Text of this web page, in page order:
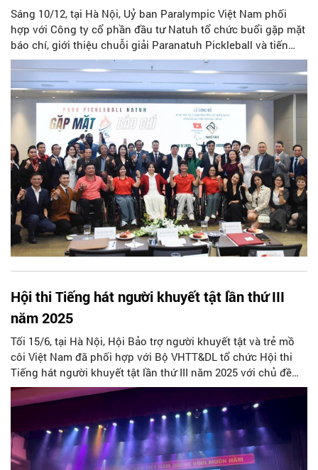
Sáng 10/12, tại Hà Nội, Uỷ ban Paralympic Việt Nam phối
hợp với Công ty cổ phần đầu tư Natuh tổ chức buổi gặp mặt
báo chí, giới thiệu chuỗi giải Paranatuh Pickleball và tiến
hành ký kết hợp tác chiến lược giữa hai bên, nhằm hướng tới
tương lai của “thể thao hoà nhập” tại Việt Nam.
Hội thi Tiếng hát người khuyết tật lần thứ III
năm 2025
Tối 15/6, tại Hà Nội, Hội Bảo trợ người khuyết tật và trẻ mồ
côi Việt Nam đã phối hợp với Bộ VHTT&DL tổ chức Hội thi
Tiếng hát người khuyết tật lần thứ III năm 2025 với chủ đề
‘‘Tiếng hát từ trái tim”.